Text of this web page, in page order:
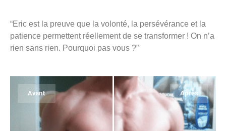
“Eric est la preuve que la volonté, la persévérance et la
patience permettent réellement de se transformer ! On n’a
rien sans rien. Pourquoi pas vous ?”
Avant Après